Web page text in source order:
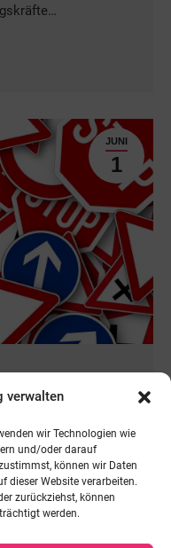
verwalten
wir Technologien wie
und/oder darauf
können wir Daten
dieser Website verarbeiten.
zurückziehst, können
werden.
JUNI
1
dafür aus, die
einer Inventur zu
bei…